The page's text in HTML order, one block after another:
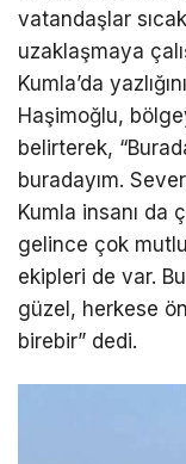
vatandaşlar
uzaklaşmaya
Kumla’da
Haşimoğlu,
belirterek,
buradayım.
Kumla insanı da
gelince çok
ekipleri de var.
güzel, herkese
birebir” dedi.